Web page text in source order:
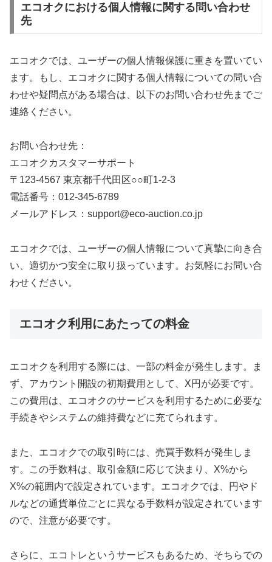
エコオクにおける個人情報に関する問い合わせ
先
エコオクでは、ユーザーの個人情報保護に重きを置いてい
ます。もし、エコオクに関する個人情報についての問い合
わせや疑問点がある場合は、以下のお問い合わせ先までご
連絡ください。
お問い合わせ先：
エコオクカスタマーサポート
〒123-4567 東京都千代田区○○町1-2-3
電話番号：012-345-6789
メールアドレス：support@eco-auction.co.jp
エコオクでは、ユーザーの個人情報について真摯に向き合
い、適切かつ安全に取り扱っています。お気軽にお問い合
わせください。
エコオク利用にあたっての料金
エコオクを利用する際には、一部の料金が発生します。ま
ず、アカウント開設の初期費用として、X円が必要です。
この費用は、エコオクのサービスを利用するために必要な
手続きやシステムの維持費などに充てられます。
また、エコオクでの取引時には、売買手数料が発生しま
す。この手数料は、取引金額に応じて決まり、X%から
X%の範囲内で設定されています。エコオクでは、円やド
ルなどの通貨単位ごとに異なる手数料が設定されています
ので、注意が必要です。
さらに、エコトレというサービスもあるため、そちらでの